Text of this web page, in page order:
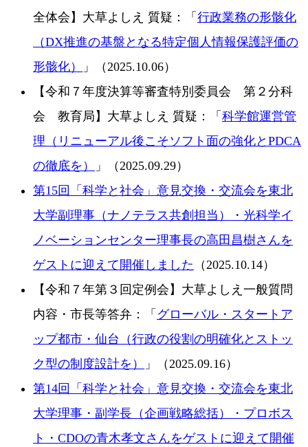
全体会】大草よしえ 質疑：「 行政業務の形骸化
（DX推進の基盤となる特定個人情報保護評価の
形骸化）
」（2025.10.06）
【令和７年度決算等審査特別委員会 第２分科
会 教育局】大草よしえ 質疑：「 科学館運営管
理（リニューアル後こそソフト面の強化とPDCA
の徹底を）
」（2025.09.29）
第15回「科学と社会」意見交換・交流会を東北
大学副理事（ナノテラス共創担当）・光科学イ
ノベーションセンター理事長の高田昌樹さんを
ゲストに迎えて開催しました （2025.10.14）
【令和７年第３回定例会】大草よしえ一般質問
内容・市長等答弁：「 グローバル・スタートア
ップ都市・仙台（行政の役割の明確化とストッ
ク型の制度設計を）
」（2025.09.16）
第14回「科学と社会」意見交換・交流会を東北
大学理事・副学長（企画戦略総括）・プロボス
ト・CDOの青木孝文さんをゲストに迎えて開催